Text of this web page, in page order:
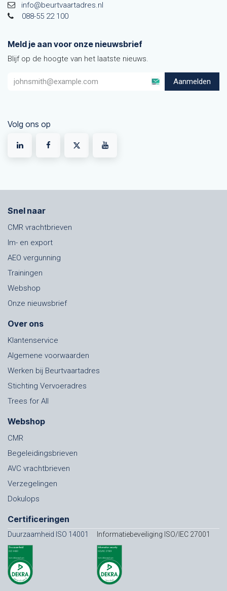
info@beurtvaartadres.nl
088-55 22 100
Meld je aan voor onze nieuwsbrief
Blijf op de hoogte van het laatste nieuws.
Aanmelden
Volg ons op
Snel naar
CMR vrachtbrieven
Im- en export
AEO vergunning
Trainingen
Webshop
Onze nieuwsbrief
Over ons
Klantenservice
Algemene voorwaarden
Werken bij Beurtvaartadres
Stichting Vervoeradres
Trees for All
Webshop
CMR
Begeleidingsbrieven
AVC vrachtbrieven
Verzegelingen
Dokulops
Certificeringen
Duurzaamheid ISO 14001 Informatiebeveiliging ISO/IEC 27001